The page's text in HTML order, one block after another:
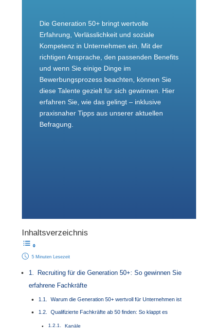
Die Generation 50+ bringt wertvolle
Erfahrung, Verlässlichkeit und soziale
Kompetenz in Unternehmen ein. Mit der
richtigen Ansprache, den passenden Benefits
und wenn Sie einige Dinge im
Bewerbungsprozess beachten, können Sie
diese Talente gezielt für sich gewinnen. Hier
erfahren Sie, wie das gelingt – inklusive
praxisnaher Tipps aus unserer aktuellen
Befragung.
Inhaltsverzeichnis
5 Minuten Lesezeit
Recruiting für die Generation 50+: So gewinnen Sie
erfahrene Fachkräfte
Warum die Generation 50+ wertvoll für Unternehmen ist
Qualifizierte Fachkräfte ab 50 finden: So klappt es
Kanäle